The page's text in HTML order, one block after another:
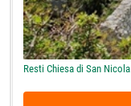
Resti Chiesa di San Nicola